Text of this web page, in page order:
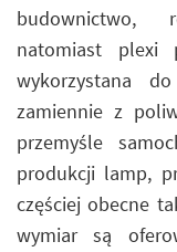
budownictwo,
natomiast plexi
wykorzystana
zamiennie z
przemyśle
produkcji lamp,
częściej obecne
wymiar są